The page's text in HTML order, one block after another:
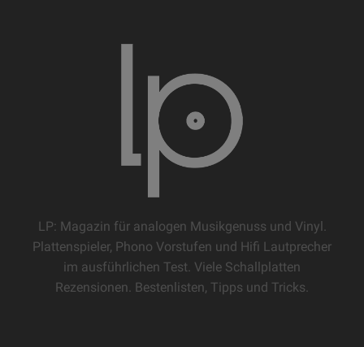
LP: Magazin für analogen Musikgenuss und Vinyl.
Plattenspieler, Phono Vorstufen und Hifi Lautprecher
im ausführlichen Test. Viele Schallplatten
Rezensionen. Bestenlisten, Tipps und Tricks.